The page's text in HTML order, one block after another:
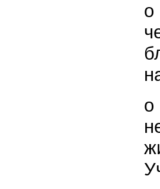
o
o